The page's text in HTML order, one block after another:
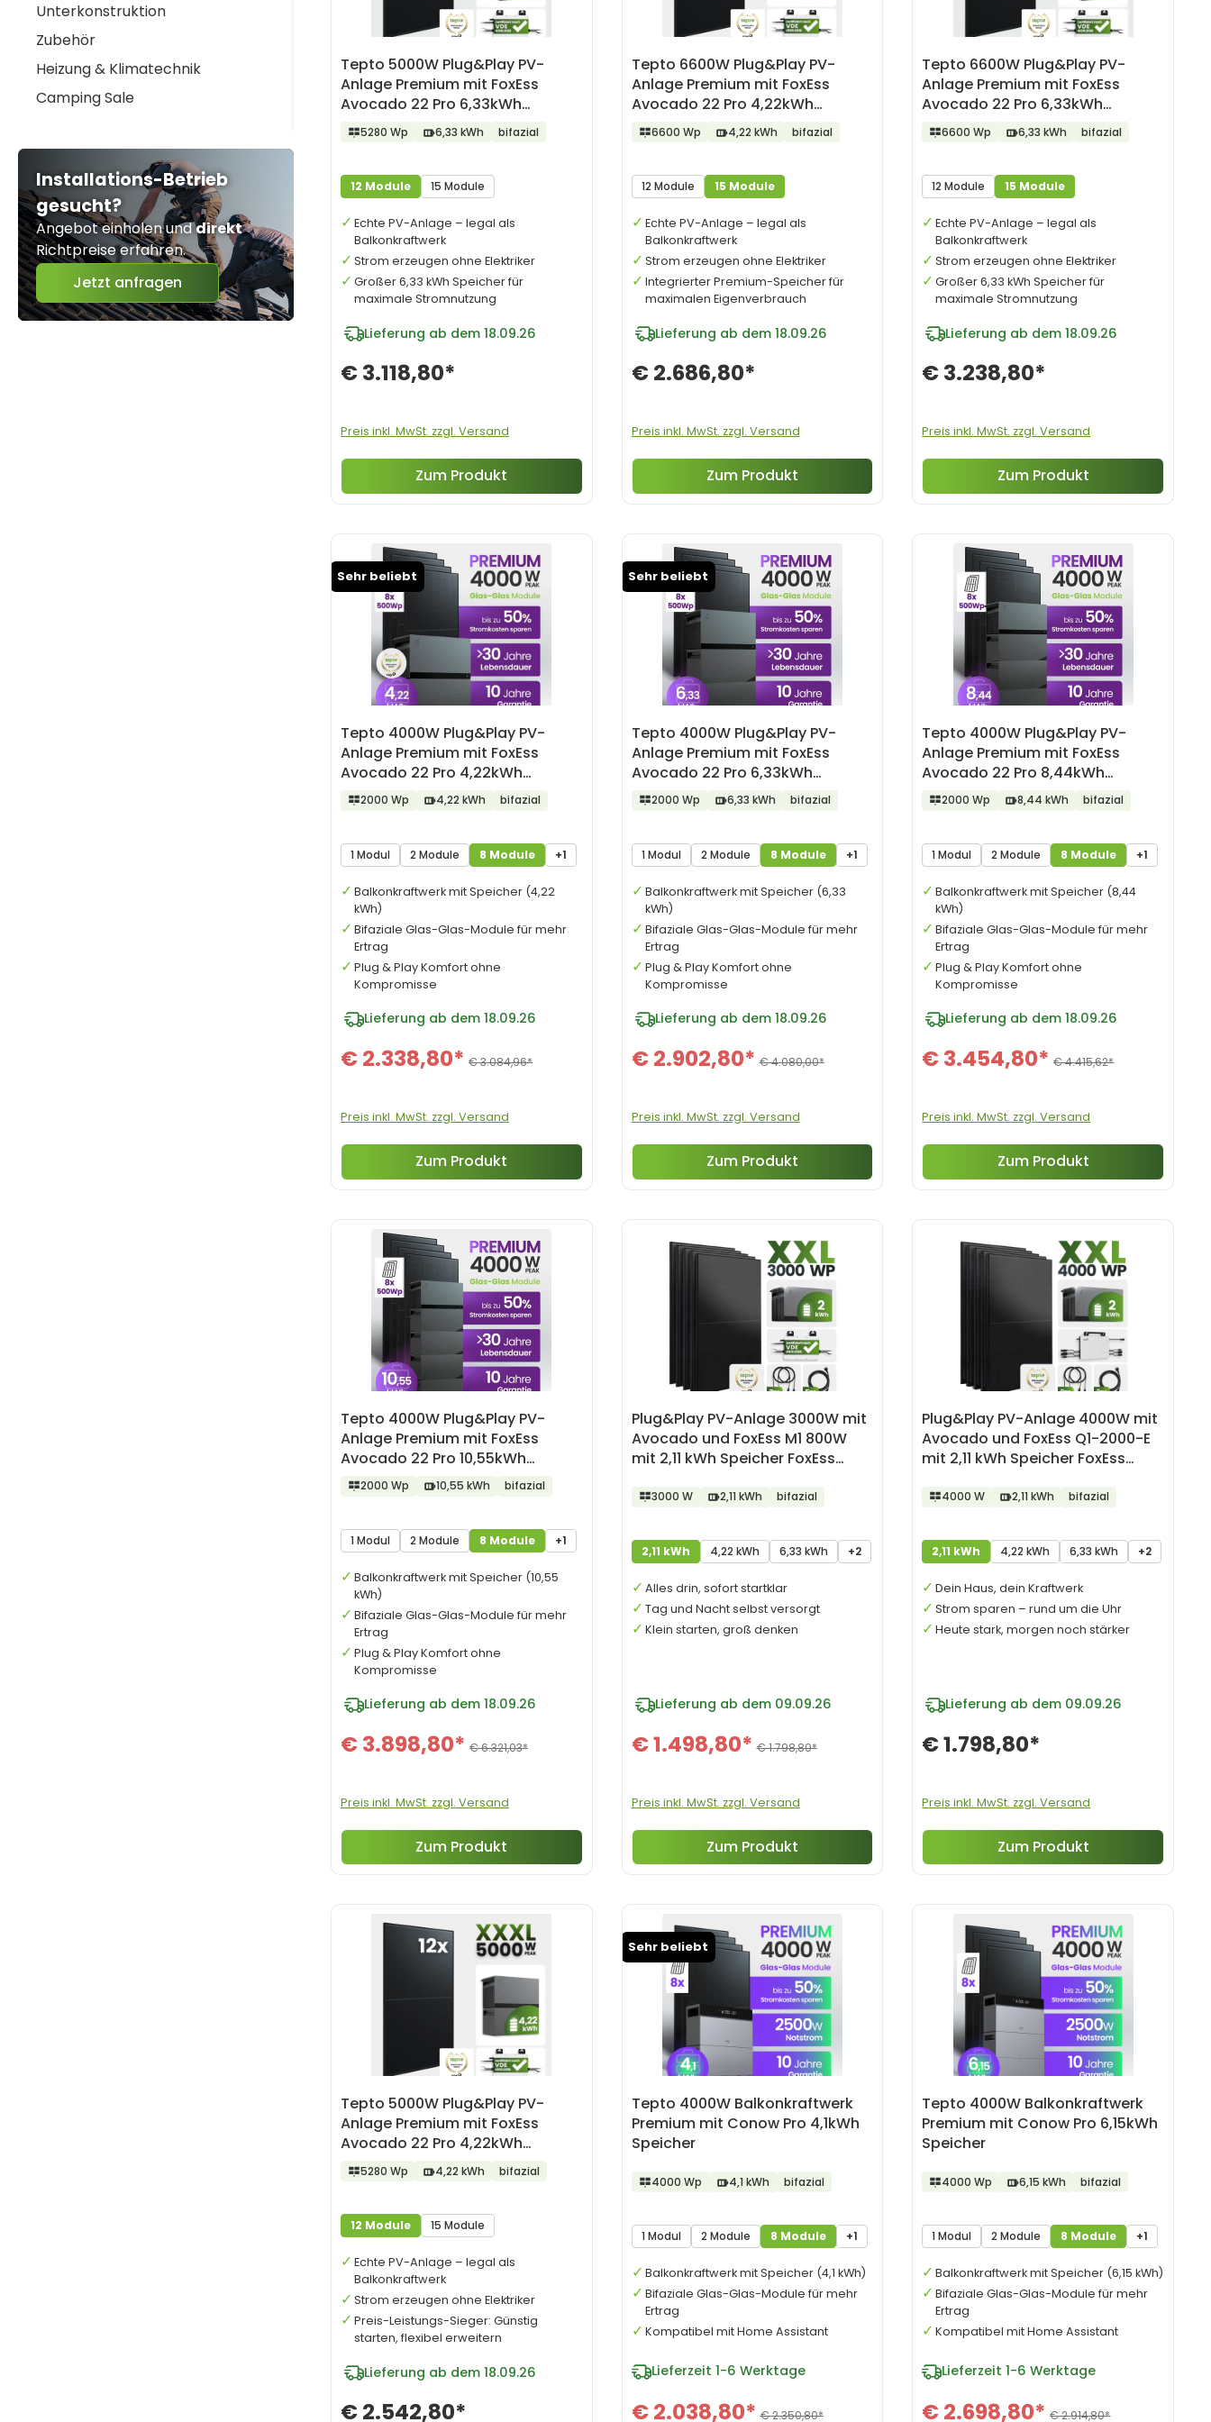
Unterkonstruktion
Zubehör
Heizung & Klimatechnik
Camping Sale
Installations-Betrieb
gesucht?
Angebot einholen unddirekt
Richtpreise erfahren.
Jetzt anfragen
Tepto 5000W Plug&Play PV-
Anlage Premium mit FoxEss
Avocado 22 Pro 6,33kWh
Speicher
5280 Wp 6,33 kWh bifazial
12 Module 15 Module
Lieferung ab dem 18.09.26
€ 3.118,80*
Preis inkl. MwSt. zzgl. Versand
Echte PV-Anlage – legal als
Balkonkraftwerk
Strom erzeugen ohne Elektriker
Großer 6,33 kWh Speicher für
maximale Stromnutzung
Zum Produkt
Tepto 6600W Plug&Play PV-
Anlage Premium mit FoxEss
Avocado 22 Pro 4,22kWh
Speicher
6600 Wp 4,22 kWh bifazial
12 Module 15 Module
Lieferung ab dem 18.09.26
€ 2.686,80*
Preis inkl. MwSt. zzgl. Versand
Echte PV-Anlage – legal als
Balkonkraftwerk
Strom erzeugen ohne Elektriker
Integrierter Premium-Speicher für
maximalen Eigenverbrauch
Zum Produkt
Tepto 6600W Plug&Play PV-
Anlage Premium mit FoxEss
Avocado 22 Pro 6,33kWh
Speicher
6600 Wp 6,33 kWh bifazial
12 Module 15 Module
Lieferung ab dem 18.09.26
€ 3.238,80*
Preis inkl. MwSt. zzgl. Versand
Echte PV-Anlage – legal als
Balkonkraftwerk
Strom erzeugen ohne Elektriker
Großer 6,33 kWh Speicher für
maximale Stromnutzung
Zum Produkt
Sehr beliebt
Tepto 4000W Plug&Play PV-
Anlage Premium mit FoxEss
Avocado 22 Pro 4,22kWh
Speicher
2000 Wp 4,22 kWh bifazial
1 Modul 2 Module 8 Module +1
Lieferung ab dem 18.09.26
€ 2.338,80* € 3.084,96*
Preis inkl. MwSt. zzgl. Versand
Balkonkraftwerk mit Speicher (4,22
kWh)
Bifaziale Glas-Glas-Module für mehr
Ertrag
Plug & Play Komfort ohne
Kompromisse
Zum Produkt
Sehr beliebt
Tepto 4000W Plug&Play PV-
Anlage Premium mit FoxEss
Avocado 22 Pro 6,33kWh
Speicher
2000 Wp 6,33 kWh bifazial
1 Modul 2 Module 8 Module +1
Lieferung ab dem 18.09.26
€ 2.902,80* € 4.080,00*
Preis inkl. MwSt. zzgl. Versand
Balkonkraftwerk mit Speicher (6,33
kWh)
Bifaziale Glas-Glas-Module für mehr
Ertrag
Plug & Play Komfort ohne
Kompromisse
Zum Produkt
Tepto 4000W Plug&Play PV-
Anlage Premium mit FoxEss
Avocado 22 Pro 8,44kWh
Speicher
2000 Wp 8,44 kWh bifazial
1 Modul 2 Module 8 Module +1
Lieferung ab dem 18.09.26
€ 3.454,80* € 4.415,62*
Preis inkl. MwSt. zzgl. Versand
Balkonkraftwerk mit Speicher (8,44
kWh)
Bifaziale Glas-Glas-Module für mehr
Ertrag
Plug & Play Komfort ohne
Kompromisse
Zum Produkt
Tepto 4000W Plug&Play PV-
Anlage Premium mit FoxEss
Avocado 22 Pro 10,55kWh
Speicher
2000 Wp 10,55 kWh bifazial
1 Modul 2 Module 8 Module +1
Lieferung ab dem 18.09.26
€ 3.898,80* € 6.321,03*
Preis inkl. MwSt. zzgl. Versand
Balkonkraftwerk mit Speicher (10,55
kWh)
Bifaziale Glas-Glas-Module für mehr
Ertrag
Plug & Play Komfort ohne
Kompromisse
Zum Produkt
Plug&Play PV-Anlage 3000W mit
Avocado und FoxEss M1 800W
mit 2,11 kWh Speicher FoxEss
3000 W 2,11 kWh bifazial
2,11 kWh 4,22 kWh 6,33 kWh +2
Lieferung ab dem 09.09.26
€ 1.498,80* € 1.798,80*
Preis inkl. MwSt. zzgl. Versand
Alles drin, sofort startklar
Tag und Nacht selbst versorgt
Klein starten, groß denken
Zum Produkt
Plug&Play PV-Anlage 4000W mit
Avocado und FoxEss Q1-2000-E
mit 2,11 kWh Speicher FoxEss
4000 W 2,11 kWh bifazial
2,11 kWh 4,22 kWh 6,33 kWh +2
Lieferung ab dem 09.09.26
€ 1.798,80*
Preis inkl. MwSt. zzgl. Versand
Dein Haus, dein Kraftwerk
Strom sparen – rund um die Uhr
Heute stark, morgen noch stärker
Zum Produkt
Tepto 5000W Plug&Play PV-
Anlage Premium mit FoxEss
Avocado 22 Pro 4,22kWh
Speicher
5280 Wp 4,22 kWh bifazial
12 Module 15 Module
Lieferung ab dem 18.09.26
€ 2.542,80*
Echte PV-Anlage – legal als
Balkonkraftwerk
Strom erzeugen ohne Elektriker
Preis-Leistungs-Sieger: Günstig
starten, flexibel erweitern
Sehr beliebt
Tepto 4000W Balkonkraftwerk
Premium mit Conow Pro 4,1kWh
Speicher
4000 Wp 4,1 kWh bifazial
1 Modul 2 Module 8 Module +1
Lieferzeit 1-6 Werktage
€ 2.038,80* € 2.350,80*
Balkonkraftwerk mit Speicher (4,1 kWh)
Bifaziale Glas-Glas-Module für mehr
Ertrag
Kompatibel mit Home Assistant
Tepto 4000W Balkonkraftwerk
Premium mit Conow Pro 6,15kWh
Speicher
4000 Wp 6,15 kWh bifazial
1 Modul 2 Module 8 Module +1
Lieferzeit 1-6 Werktage
€ 2.698,80* € 2.914,80*
Balkonkraftwerk mit Speicher (6,15 kWh)
Bifaziale Glas-Glas-Module für mehr
Ertrag
Kompatibel mit Home Assistant